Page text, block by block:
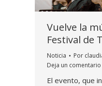
Vuelve la
Festival de
Noticia Por
Deja un comentario
El evento, que